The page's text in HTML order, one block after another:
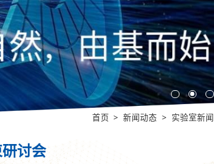
首页 > 新闻动态 > 实验室新闻
讨会